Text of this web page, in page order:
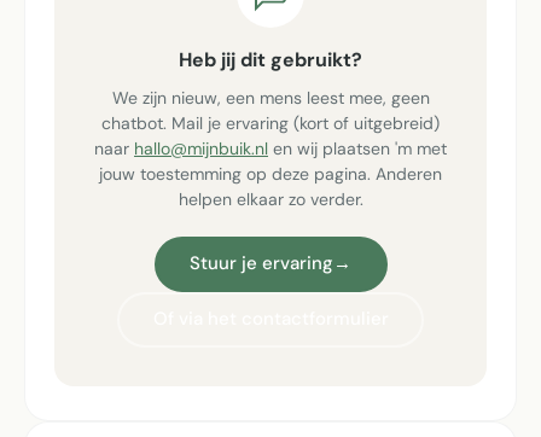
Heb jij dit gebruikt?
We zijn nieuw, een mens leest mee, geen
chatbot. Mail je ervaring (kort of uitgebreid)
naar hallo@mijnbuik.nl en wij plaatsen 'm met
jouw toestemming op deze pagina. Anderen
helpen elkaar zo verder.
Stuur je ervaring →